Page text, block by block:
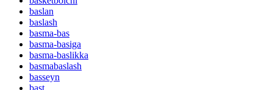
baslan
baslash
basma-bas
basma-basiga
basma-baslikka
basmabaslash
basseyn